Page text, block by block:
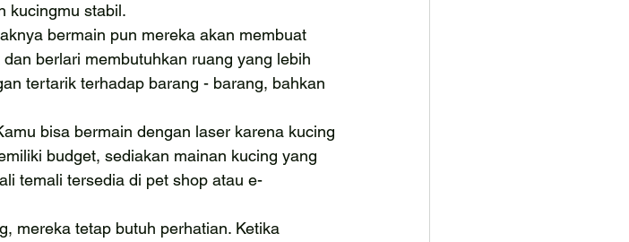
kucingmu stabil.
bermain pun mereka akan membuat
berlari membutuhkan ruang yang lebih
tertarik terhadap barang - barang, bahkan
bisa bermain dengan laser karena kucing
budget, sediakan mainan kucing yang
temali tersedia di pet shop atau e-
mereka tetap butuh perhatian. Ketika